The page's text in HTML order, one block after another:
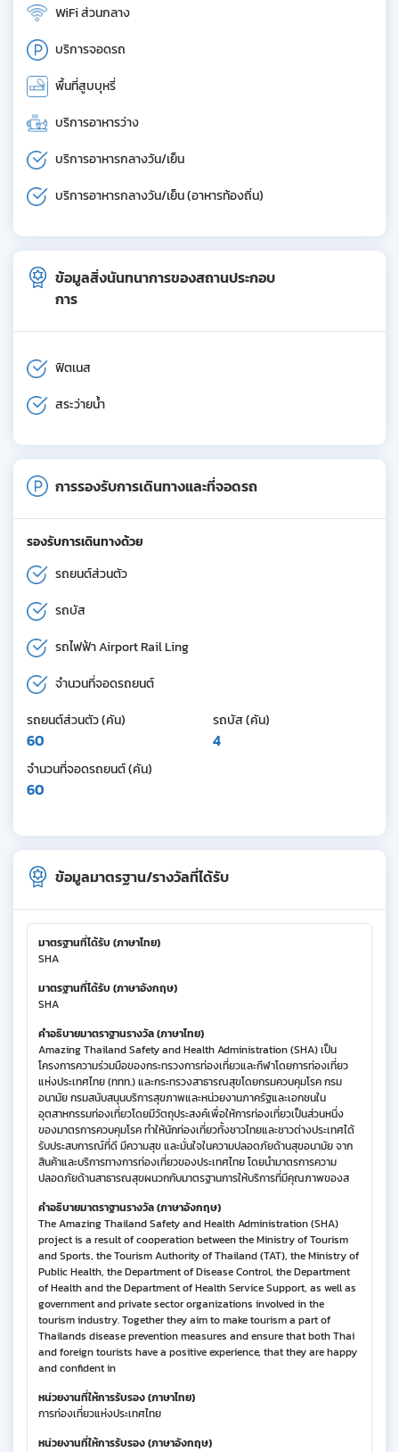
WiFi ส่วนกลาง
บริการจอดรถ
พื้นที่สูบบุหรี่
บริการอาหารว่าง
บริการอาหารกลางวัน/เย็น
บริการอาหารกลางวัน/เย็น (อาหารท้องถิ่น)
ข้อมูลสิ่งนันทนาการของสถานประกอบ
การ
ฟิตเนส
สระว่ายน้ำ
การรองรับการเดินทางและที่จอดรถ
รองรับการเดินทางด้วย
รถยนต์ส่วนตัว
รถบัส
รถไฟฟ้า Airport Rail Ling
จำนวนที่จอดรถยนต์
รถยนต์ส่วนตัว (คัน)
60
รถบัส (คัน)
4
จำนวนที่จอดรถยนต์ (คัน)
60
ข้อมูลมาตรฐาน/รางวัลที่ได้รับ
มาตรฐานที่ได้รับ (ภาษาไทย)
SHA
มาตรฐานที่ได้รับ (ภาษาอังกฤษ)
SHA
คำอธิบายมาตราฐานรางวัล (ภาษาไทย)
Amazing Thailand Safety and Health Administration (SHA) เป็น
โครงการความร่วมมือของกระทรวงการท่องเที่ยวและกีฬาโดยการท่องเที่ยว
แห่งประเทศไทย (ททท.) และกระทรวงสาธารณสุขโดยกรมควบคุมโรค กรม
อนามัย กรมสนับสนุนบริการสุขภาพและหน่วยงานภาครัฐและเอกชนใน
อุตสาหกรรมท่องเที่ยวโดยมีวัตถุประสงค์เพื่อให้การท่องเที่ยวเป็นส่วนหนึ่ง
ของมาตรการควบคุมโรค ทำให้นักท่องเที่ยวทั้งชาวไทยและชาวต่างประเทศได้
รับประสบการณ์ที่ดี มีความสุข และมั่นใจในความปลอดภัยด้านสุขอนามัย จาก
สินค้าและบริการทางการท่องเที่ยวของประเทศไทย โดยนำมาตรการความ
ปลอดภัยด้านสาธารณสุขผนวกกับมาตรฐานการให้บริการที่มีคุณภาพของส
คำอธิบายมาตราฐานรางวัล (ภาษาอังกฤษ)
The Amazing Thailand Safety and Health Administration (SHA)
project is a result of cooperation between the Ministry of Tourism
and Sports, the Tourism Authority of Thailand (TAT), the Ministry of
Public Health, the Department of Disease Control, the Department
of Health and the Department of Health Service Support, as well as
government and private sector organizations involved in the
tourism industry. Together they aim to make tourism a part of
Thailands disease prevention measures and ensure that both Thai
and foreign tourists have a positive experience, that they are happy
and confident in
หน่วยงานที่ให้การรับรอง (ภาษาไทย)
การท่องเที่ยวแห่งประเทศไทย
หน่วยงานที่ให้การรับรอง (ภาษาอังกฤษ)